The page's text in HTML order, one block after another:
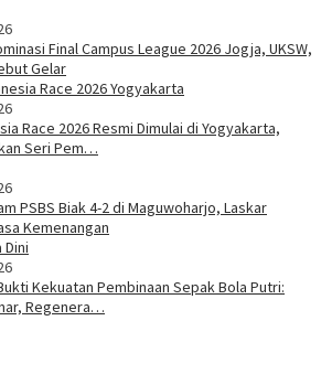
Final Campus League 2026 Jogja, UKSW,
Gelar
Race 2026 Resmi Dimulai di Yogyakarta,
Seri Pem…
PSBS Biak 4-2 di Maguwoharjo, Laskar
Kemenangan
Kekuatan Pembinaan Sepak Bola Putri:
Regenera…